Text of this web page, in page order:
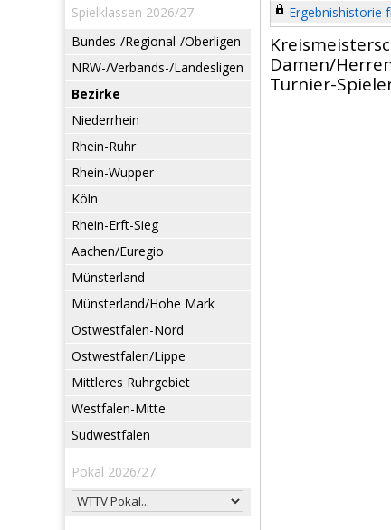
Spielklassen 2026/27
Bundes-/Regional-/Oberligen
NRW-/Verbands-/Landesligen
Bezirke
Niederrhein
Rhein-Ruhr
Rhein-Wupper
Köln
Rhein-Erft-Sieg
Aachen/Euregio
Münsterland
Münsterland/Hohe Mark
Ostwestfalen-Nord
Ostwestfalen/Lippe
Mittleres Ruhrgebiet
Westfalen-Mitte
Südwestfalen
Pokal 2026/27
Ergebnishistorie
Damen/
Turnier-